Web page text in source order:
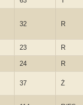
32 R
23 R
24 R
37 Ż